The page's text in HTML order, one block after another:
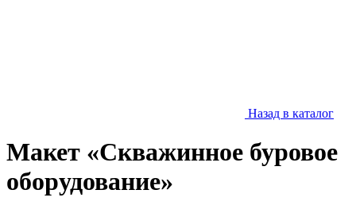
Назад в каталог
Макет «Скважинное буровое
оборудование»